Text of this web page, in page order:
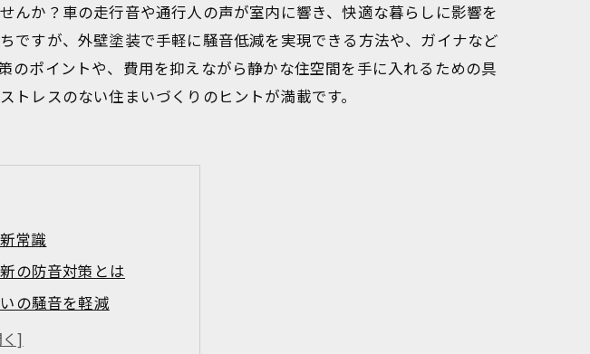
か？車の走行音や通行人の声が室内に響き、快適な暮らしに影響を
ですが、外壁塗装で手軽に騒音低減を実現できる方法や、ガイナなど
ポイントや、費用を抑えながら静かな住空間を手に入れるための具
レスのない住まいづくりのヒントが満載です。
常識
の防音対策とは
の騒音を軽減
アップのポイント